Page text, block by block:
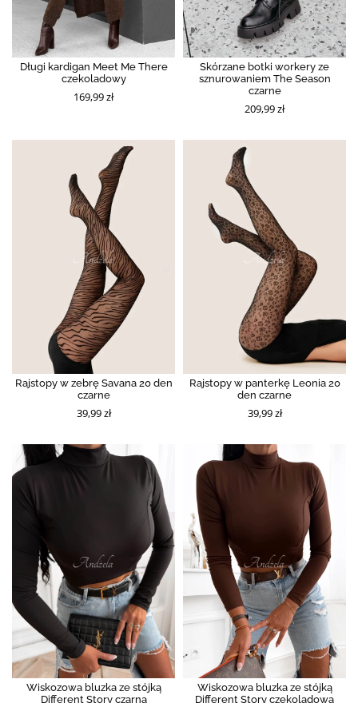
Długi kardigan Meet Me There
czekoladowy
169,99 zł
Skórzane botki workery ze
sznurowaniem The Season
czarne
209,99 zł
Rajstopy w zebrę Savana 20 den
czarne
39,99 zł
Rajstopy w panterkę Leonia 20
den czarne
39,99 zł
Wiskozowa bluzka ze stójką
Different Story czarna
Wiskozowa bluzka ze stójką
Different Story czekoladowa